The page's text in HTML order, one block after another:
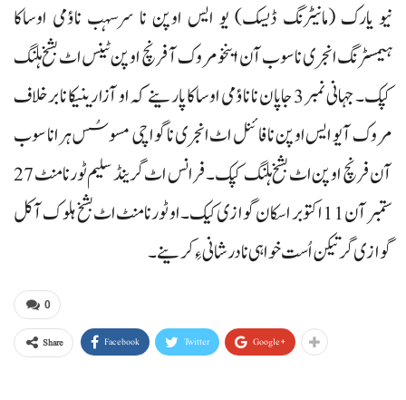
نیو یارک (مانیٹرنگ ڈیسک) یو ایس اوپن نا سرسہب ناؤمی اوساکا
ہیمسٹرنگ انجری نا سوب آن اینخو مروک آ فرنچ اوپن ٹینس اٹ بشخ ہلنگ
کپک۔ جہانی نمبر 3 جاپان نا ناؤمی اوساکا پارینے کہ او آزارینیکا نا برخلاف
مروک آ یو ایس اوپن نا فائنل اٹ انجری نا گواچی مسوسُس ہرانا سوب
آن فرنچ اوپن اٹ بشخ ہلنگ کپک۔ فرانس اٹ گرینڈ سلیم ٹورنامنٹ 27
ستمبر آن11 اکتوبر اسکان گوازی کیک۔ او ٹورنا منٹ اٹ بشخ ہلوک آ کل
گوازی گرتیکن اُست خواہی نا درشانی ءِ کرینے۔
0
Share Facebook Twitter Google+